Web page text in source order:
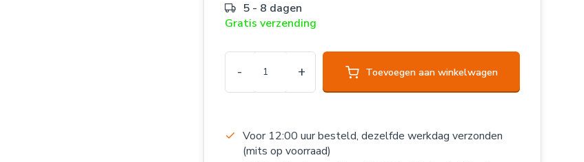
5 - 8 dagen
Gratis verzending
- + Toevoegen aan winkelwagen
Voor 12:00 uur besteld, dezelfde werkdag verzonden
(mits op voorraad)